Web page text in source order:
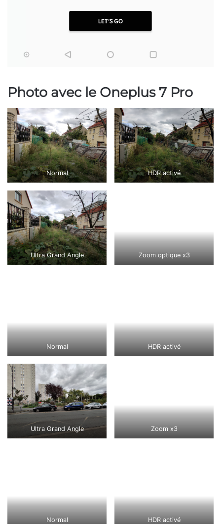
Photo avec le Oneplus 7 Pro
Normal HDR activé
Ultra Grand Angle Zoom optique x3
Normal HDR activé
Ultra Grand Angle Zoom x3
Normal HDR activé